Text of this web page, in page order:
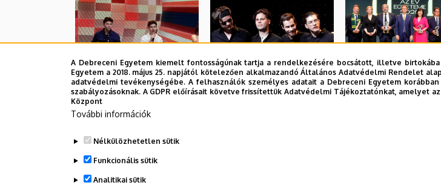
A Debreceni Egyetem kiemelt fontosságúnak tartja a rendelkezésére bocsátott, illetve
Egyetem a 2018. május 25. napjától kötelezően alkalmazandó Általános Adatvédelmi Rendelet
adatvédelmi tevékenységébe. A felhasználók személyes adatait a Debreceni Egyetem
szabályozásoknak. A GDPR előírásait követve frissítettük Adatvédelmi Tájékoztatónkat, amelyet
Központ
További információk
Nélkülözhetetlen sütik
Funkcionális sütik
Analitikai sütik